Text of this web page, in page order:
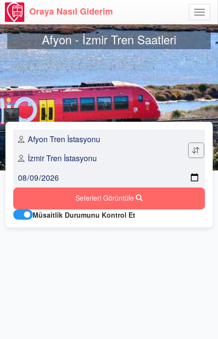
Aç
Oraya Nasıl Giderim
Afyon - İzmir Tren Saatleri
Seferleri Görüntüle
Müsaitlik Durumunu Kontrol Et